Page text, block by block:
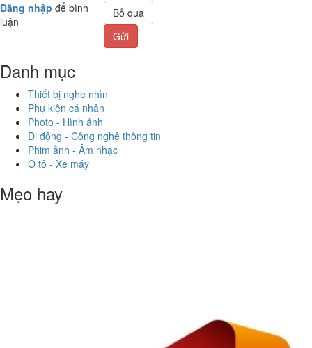
Đăng nhập để bình
luận
Bỏ qua
Gửi
Danh mục
Thiết bị nghe nhìn
Phụ kiện cá nhân
Photo - Hình ảnh
Di động - Công nghệ thông tin
Phim ảnh - Âm nhạc
Ô tô - Xe máy
Mẹo hay